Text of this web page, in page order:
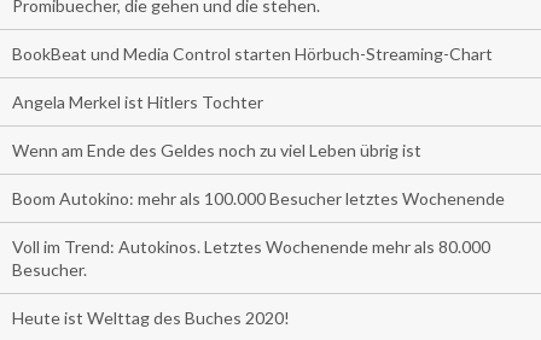
Promibuecher, die gehen und die stehen.
BookBeat und Media Control starten Hörbuch-Streaming-Chart
Angela Merkel ist Hitlers Tochter
Wenn am Ende des Geldes noch zu viel Leben übrig ist
Boom Autokino: mehr als 100.000 Besucher letztes Wochenende
Voll im Trend: Autokinos. Letztes Wochenende mehr als 80.000
Besucher.
Heute ist Welttag des Buches 2020!